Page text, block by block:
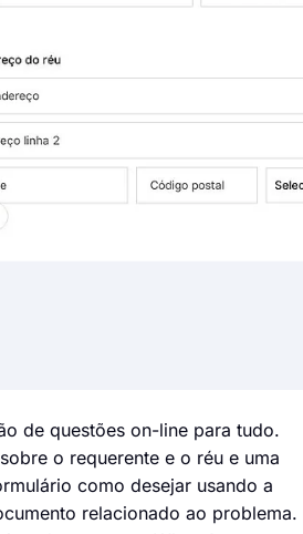
de questões on-line para tudo.
o requerente e o réu e uma
como desejar usando a
relacionado ao problema.